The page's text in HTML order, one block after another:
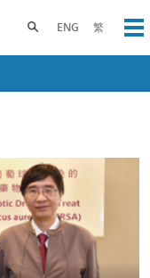
ENG 繁
Toggle search panel